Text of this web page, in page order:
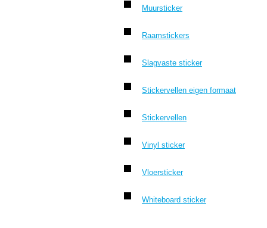
Muursticker
Raamstickers
Slagvaste sticker
Stickervellen eigen formaat
Stickervellen
Vinyl sticker
Vloersticker
Whiteboard sticker